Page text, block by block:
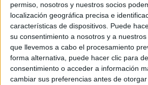
permiso, nosotros y nuestros socios
localización geográfica precisa e
características de dispositivos. Puede
su consentimiento a nosotros y a
que llevemos a cabo el procesamiento
forma alternativa, puede hacer clic para
consentimiento o acceder a información
cambiar sus preferencias antes de
El mundo de
Justicia Artificialnos presenta
posibilidades, inquietante pero